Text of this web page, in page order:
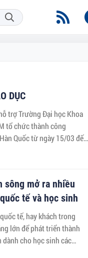
DỤC
trợ Trường Đại học Khoa
tổ chức thành công
Quốc từ ngày 15/03 đến
lược đa dạng hóa sản
sông mở ra nhiều
tế và học sinh
tế, hay khách trong
lớn để phát triển thành
cho học sinh các